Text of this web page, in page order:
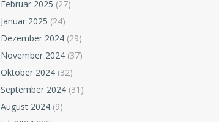
Februar 2025 (27)
Januar 2025 (24)
Dezember 2024 (29)
November 2024 (37)
Oktober 2024 (32)
September 2024 (31)
August 2024 (9)